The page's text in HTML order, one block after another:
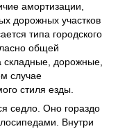
амортизации,
дорожных участков
типа городского
общей
складные, дорожные,
случае
стиля езды.
седло. Оно гораздо
Внутри